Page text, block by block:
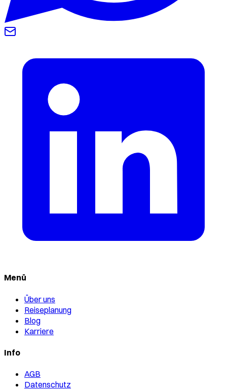
Menü
Über uns
Reiseplanung
Blog
Karriere
Info
AGB
Datenschutz